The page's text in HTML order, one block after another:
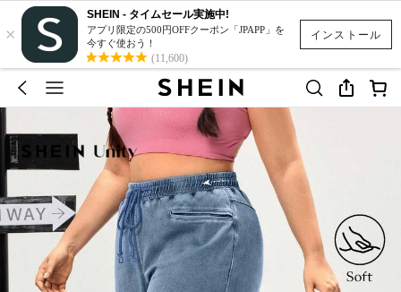
インストール
×
SHEIN - タイムセール実施中!
アプリ限定の500円OFFクーポン「JPAPP」を
今すぐ使おう！
(11,600)